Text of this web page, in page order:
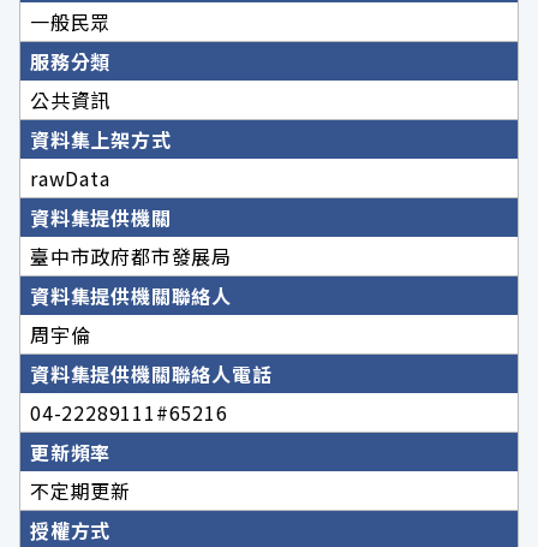
一般民眾
服務分類
公共資訊
資料集上架方式
rawData
資料集提供機關
臺中市政府都市發展局
資料集提供機關聯絡人
周宇倫
資料集提供機關聯絡人電話
04-22289111#65216
更新頻率
不定期更新
授權方式